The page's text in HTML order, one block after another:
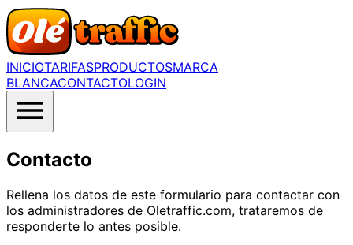
INICIOTARIFASPRODUCTOSMARCA
BLANCACONTACTOLOGIN
Contacto
Rellena los datos de este formulario para contactar con
los administradores de Oletraffic.com, trataremos de
responderte lo antes posible.